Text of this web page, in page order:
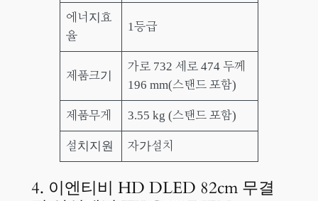
에너지효
율
1등급
제품크기
가로 732 세로 474 두께
196 mm(스탠드 포함)
제품무게 3.55 kg (스탠드 포함)
설치지원 자가설치
4. 이엔티비 HD DLED 82cm 무결